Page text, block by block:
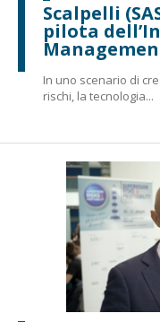
Scalpelli
pilota
In uno scenario di
rischi, la tecnologia...